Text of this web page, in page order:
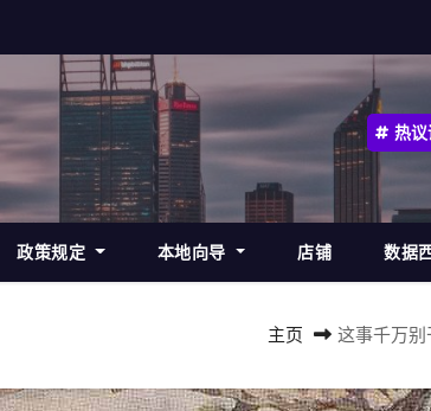
热
政策规定 本地向导 店铺 数据
主页 这事千万